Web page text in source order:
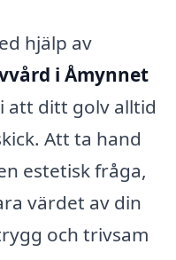
hjälp av
i Åmynnet
att ditt golv alltid
Att ta hand
estetisk fråga,
värdet av din
och trivsam